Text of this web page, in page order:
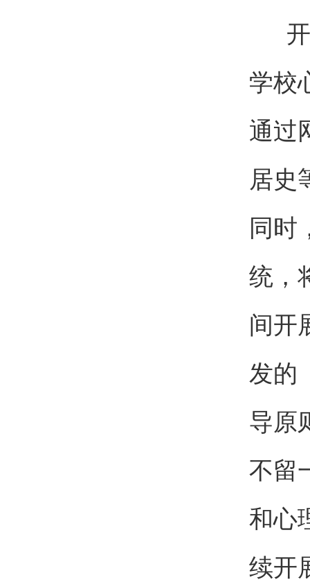
开
学校
通过
居史
同时
统，
间开
发的
导原
不留
和心
续开